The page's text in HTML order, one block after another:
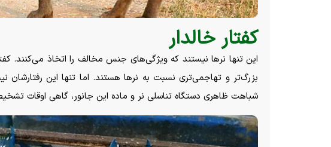
کفتار خالدار
این تنها نر‌ها نیستند که ویژگی‌های جنس مخالف را اتخاذ می‌کنند.
بزرگ‌تر و تهاجمی‌تری نسبت به نر‌ها هستند. اما تنها این
شباهت ظاهری دستگاه تناسلی نر و ماده این جانور، گاهی اوقات